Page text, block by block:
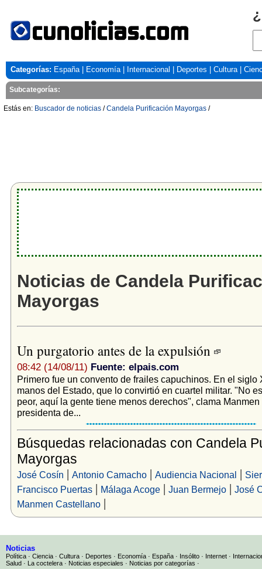
Categorías: España| Economía| Internacional Deportes Cultura|
Subcategorías:
Estás en: Buscador de noticias /Candela Purificación Mayorgas /
Noticias de Candela
Mayorgas
Un purgatorio antes de la expulsión
08:42 (14/08/11) Fuente: elpais.com
Primero fue un convento de frailes capuchinos. En el siglo
manos del Estado, que lo convirtió en cuartel militar. "No
peor, aquí la gente tiene menos derechos", clama
presidenta de...
Búsquedas relacionadas con Candela
Mayorgas
José Cosín | Antonio Camacho| Audiencia Nacional |
Francisco Puertas| Málaga Acoge| Juan Bermejo| José
Manmen Castellano|
Noticias
Política · Ciencia · Cultura · Deportes · Economía · España · Insólito · Internet ·
Salud · La coctelera · Noticias especiales · Noticias por categorías ·